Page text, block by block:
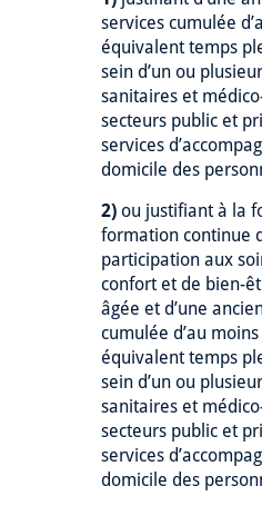
services cumulée
équivalent temps
sein d’un ou
sanitaires et
secteurs public et
services
domicile des
2)ou justifiant à la
formation continue
participation aux
confort et de bien-
âgée et d’une
cumulée d’au
équivalent temps
sein d’un ou
sanitaires et
secteurs public et
services
domicile des